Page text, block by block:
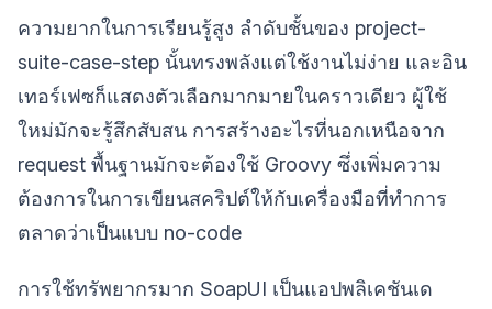
ความยากในการเรียนรู้สูง ลำดับชั้นของ project-
suite-case-step นั้นทรงพลังแต่ใช้งานไม่ง่าย และอิน
เทอร์เฟซก็แสดงตัวเลือกมากมายในคราวเดียว ผู้ใช้
ใหม่มักจะรู้สึกสับสน การสร้างอะไรที่นอกเหนือจาก
request พื้นฐานมักจะต้องใช้ Groovy ซึ่งเพิ่มความ
ต้องการในการเขียนสคริปต์ให้กับเครื่องมือที่ทำการ
ตลาดว่าเป็นแบบ no-code
การใช้ทรัพยากรมาก SoapUI เป็นแอปพลิเคชันเด